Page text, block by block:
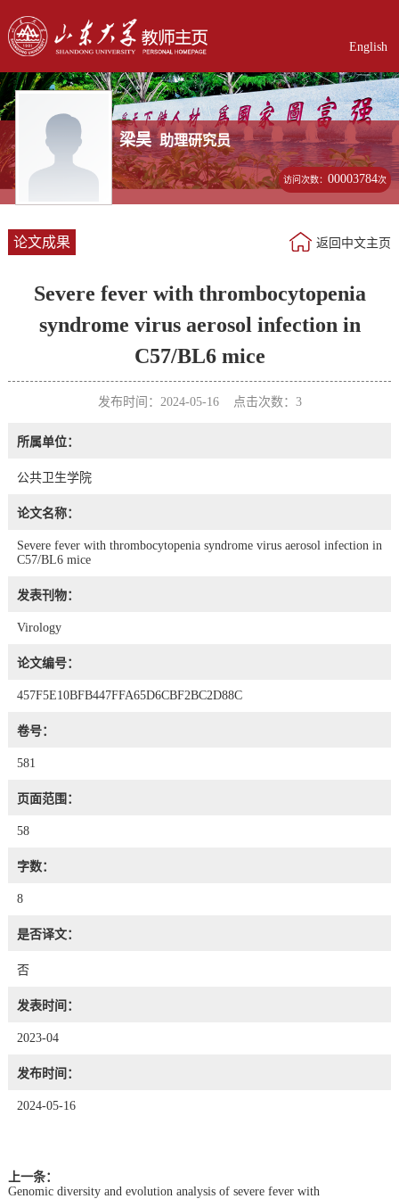
English
梁昊 助理研究员
访问次数：00003784次
论文成果 返回中文主页
Severe fever with thrombocytopenia
syndrome virus aerosol infection in
C57/BL6 mice
发布时间：2024-05-16 点击次数： 3
所属单位：
公共卫生学院
论文名称：
Severe fever with thrombocytopenia syndrome virus aerosol infection in
C57/BL6 mice
发表刊物：
Virology
论文编号：
457F5E10BFB447FFA65D6CBF2BC2D88C
卷号：
581
页面范围：
58
字数：
8
是否译文：
否
发表时间：
2023-04
发布时间：
2024-05-16
上一条：
Genomic diversity and evolution analysis of severe fever with